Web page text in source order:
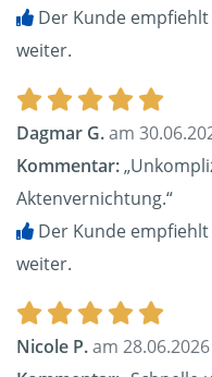
Der Kunde
weiter.
Dagmar G.am
Kommentar:
Aktenvernichtung.“
Der Kunde
weiter.
Nicole P.am 28.06.2026